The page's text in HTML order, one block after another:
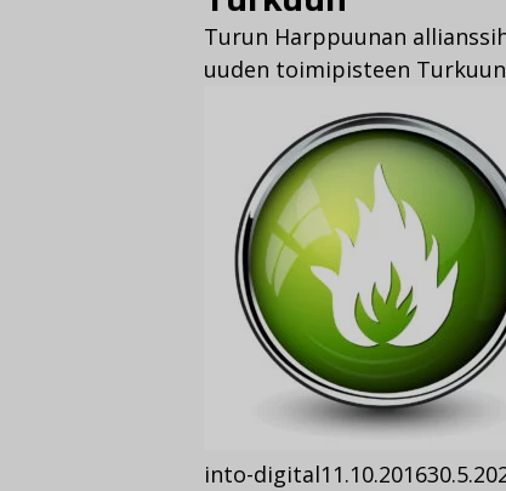
Turun Harppuunan
uuden toimipisteen
into-digital11.10.2016